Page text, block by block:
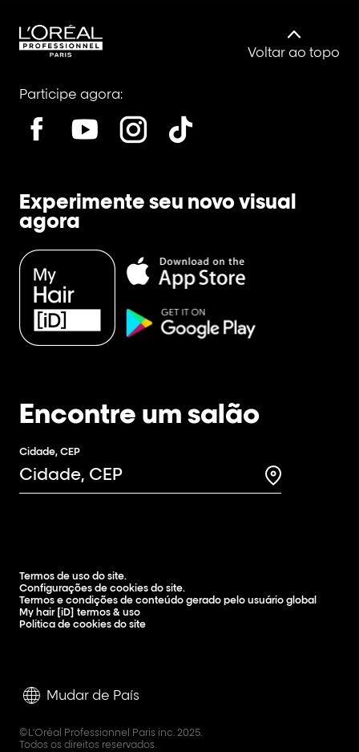
Voltar ao topo
Participe agora:
Experimente seu novo visual
agora
Encontre um salão
Cidade, CEP
Search for a
Mudar de País
©L'Oréal Professionnel Paris inc. 2025.
Todos os direitos reservados.
Termos de uso do site.
Configurações de cookies do site.
Termos e condições de conteúdo gerado pelo usuário global
My hair [iD] termos & uso
Política de cookies do site